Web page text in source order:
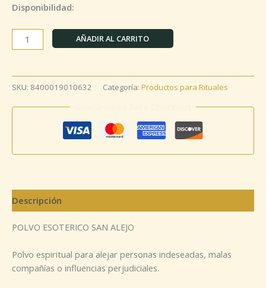
Disponibilidad:
AÑADIR AL CARRITO
SKU: 8400019010632 Categoría: Productos para Rituales
Descripción
POLVO ESOTERICO SAN ALEJO
Polvo espiritual para alejar personas indeseadas, malas
compañías o influencias perjudiciales.